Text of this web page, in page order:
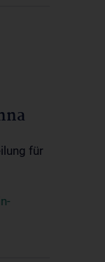
für